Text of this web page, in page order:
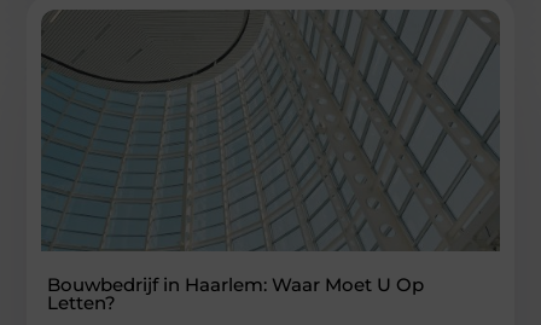
Bouwbedrijf in Haarlem: Waar Moet U Op
Letten?